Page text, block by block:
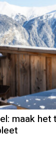
maak het